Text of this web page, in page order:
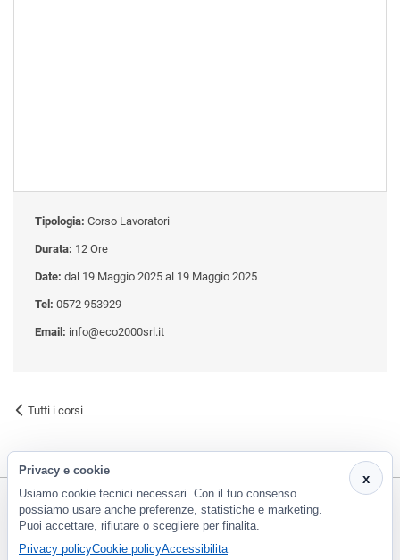
Tipologia: Corso Lavoratori
Durata: 12 Ore
Date: dal 19 Maggio 2025 al 19 Maggio 2025
Tel: 0572 953929
Email: info@eco2000srl.it
Tutti i corsi
CF e P.Iva 01266420478 - REA: PT-188663 | Via Risorgimento, 548 - Monsummano Terme (PT) | 0572
953929
x
Privacy e cookie
Usiamo cookie tecnici necessari. Con il tuo consenso
possiamo usare anche preferenze, statistiche e marketing.
Puoi accettare, rifiutare o scegliere per finalita.
Privacy policyCookie policyAccessibilita